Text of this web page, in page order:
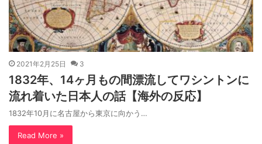
2021年2月25日 3
1832年、14ヶ月もの間漂流してワシントンに
流れ着いた日本人の話【海外の反応】
1832年10月に名古屋から東京に向かう…
Read More »